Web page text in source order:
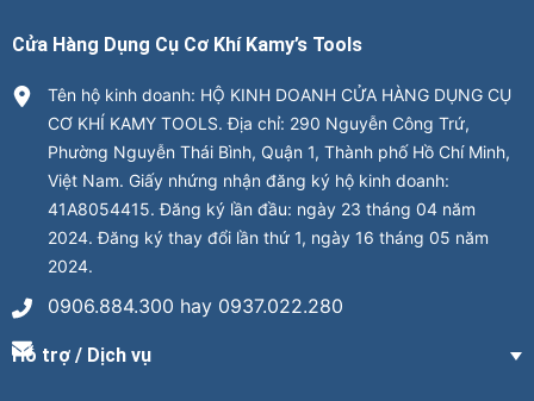
Cửa Hàng Dụng Cụ Cơ Khí Kamy’s Tools
Tên hộ kinh doanh: HỘ KINH DOANH CỬA HÀNG DỤNG CỤ
CƠ KHÍ KAMY TOOLS. Địa chỉ: 290 Nguyễn Công Trứ,
Phường Nguyễn Thái Bình, Quận 1, Thành phố Hồ Chí Minh,
Việt Nam. Giấy nhứng nhận đăng ký hộ kinh doanh:
41A8054415. Đăng ký lần đầu: ngày 23 tháng 04 năm
2024. Đăng ký thay đổi lần thứ 1, ngày 16 tháng 05 năm
2024.
0906.884.300 hay 0937.022.280
Hỗ trợ / Dịch vụ